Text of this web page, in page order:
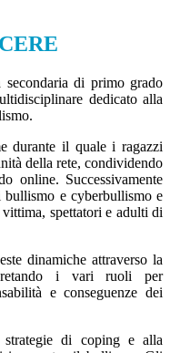
di primo grado
dedicato alla
durante il quale i ragazzi
della rete, condividendo
online. Successivamente
e cyberbullismo e
spettatori e adulti di
dinamiche attraverso la
i vari ruoli per
e conseguenze dei
strategie di coping e alla